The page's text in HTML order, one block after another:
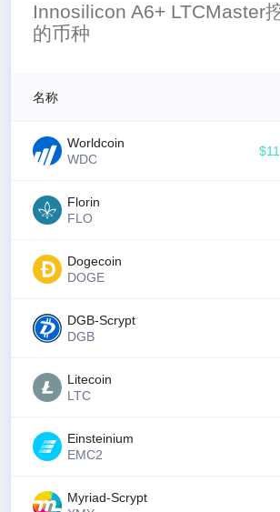
Innosilicon A6+ LTCMaster
的币种
名称
Worldcoin
WDC
Florin
FLO
Dogecoin
DOGE
DGB-Scrypt
DGB
Litecoin
LTC
Einsteinium
EMC2
Myriad-Scrypt